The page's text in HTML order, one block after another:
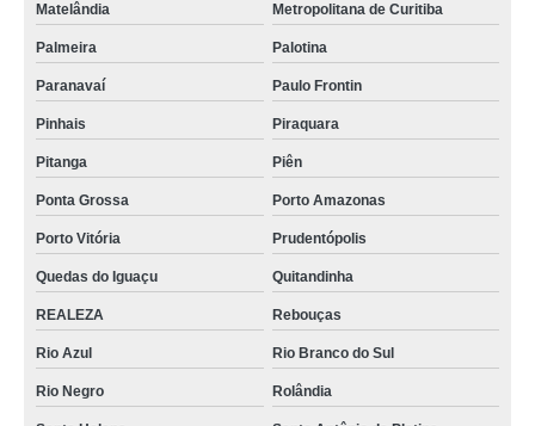
Matelândia Metropolitana de Curitiba
Palmeira Palotina
Paranavaí Paulo Frontin
Pinhais Piraquara
Pitanga Piên
Ponta Grossa Porto Amazonas
Porto Vitória Prudentópolis
Quedas do Iguaçu Quitandinha
REALEZA Rebouças
Rio Azul Rio Branco do Sul
Rio Negro Rolândia